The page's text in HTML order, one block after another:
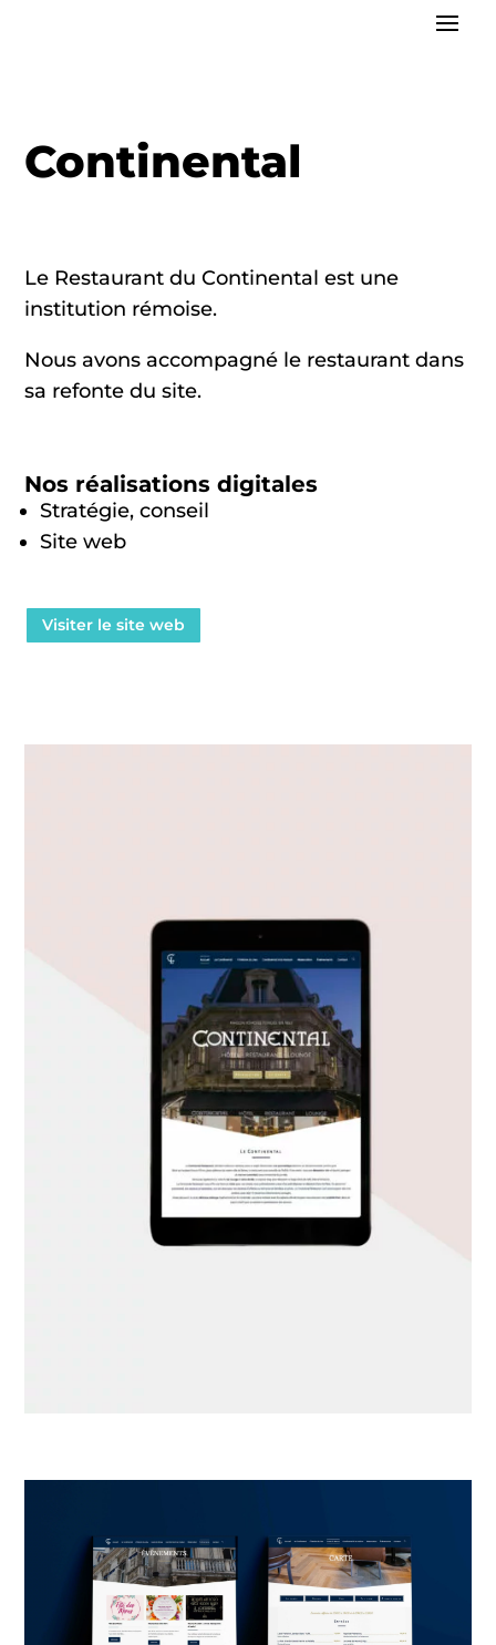
Continental
Le Restaurant du Continental est une
institution rémoise.
Nous avons accompagné le restaurant dans
sa refonte du site.
Nos réalisations digitales
Stratégie, conseil
Site web
Visiter le site web